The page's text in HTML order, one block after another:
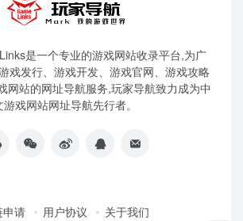
是一个专业的游戏网站收录平台,为广
戏发行、游戏开发、游戏官网、游戏攻略
网站的网址导航服务,玩家导航致力成为中
游戏网站网址导航先行者。
申请 用户协议 关于我们